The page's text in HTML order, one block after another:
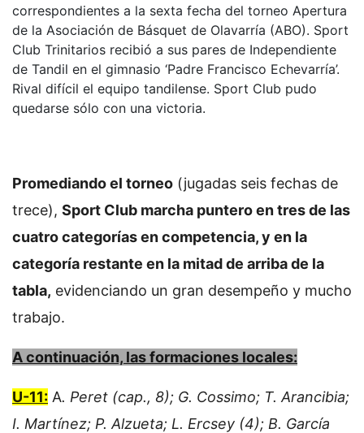
correspondientes a la sexta fecha del torneo Apertura
de la Asociación de Básquet de Olavarría (ABO). Sport
Club Trinitarios recibió a sus pares de Independiente
de Tandil en el gimnasio ‘Padre Francisco Echevarría’.
Rival difícil el equipo tandilense. Sport Club pudo
quedarse sólo con una victoria.
Promediando el torneo (jugadas seis fechas de
trece), Sport Club marcha puntero en tres de las
cuatro categorías en competencia, y en la
categoría restante en la mitad de arriba de la
tabla, evidenciando un gran desempeño y mucho
trabajo.
A continuación, las formaciones locales:
U-11: A. Peret (cap., 8); G. Cossimo; T. Arancibia;
I. Martínez; P. Alzueta; L. Ercsey (4); B. García